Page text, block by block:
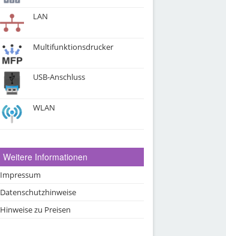
LAN
Multifunktionsdrucker
USB-Anschluss
WLAN
Weitere Informationen
Impressum
Datenschutzhinweise
Hinweise zu Preisen